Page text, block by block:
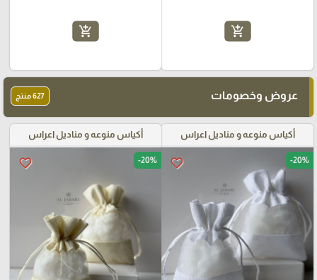
add_shopping_cart
add_shopping_cart
عروض وخصومات 627 منتج
أكياس منوعه و مناديل اعراس
favorite_border -20%
أكياس منوعه و مناديل اعراس
favorite_border -20%